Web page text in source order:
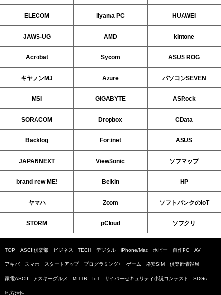
ELECOM iiyama PC HUAWEI
JAWS-UG AMD kintone
Acrobat Sycom ASUS ROG
キヤノンMJ Azure パソコンSEVEN
MSI GIGABYTE ASRock
SORACOM Dropbox CData
Backlog Fortinet ASUS
JAPANNEXT ViewSonic ソフマップ
brand new ME! Belkin HP
ヤマハ Zoom ソフトバンクのIoT
STORM pCloud ソフクリ
TOP ASCII倶楽部 ビジネス TECH デジタル iPhone/Mac ホビー 自作PC AV
アキバ スマホ スタートアップ プログラミング+ ゲーム 格安SIM 倶楽部情報局
家電ASCII アスキーグルメ MITTR IoT サイバーセキュリティ小説コンテスト SDGs
地方活性